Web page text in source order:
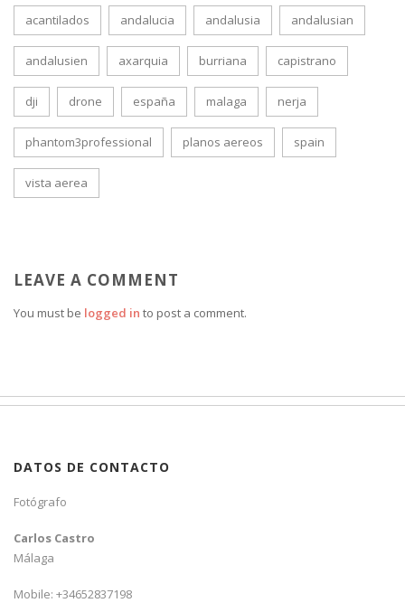
acantilados andalucia andalusia andalusian
andalusien axarquia burriana capistrano
dji drone españa malaga nerja
phantom3professional planos aereos spain
vista aerea
LEAVE A COMMENT
You must be logged in to post a comment.
DATOS DE CONTACTO
Fotógrafo
Carlos Castro
Málaga
Mobile: +34652837198